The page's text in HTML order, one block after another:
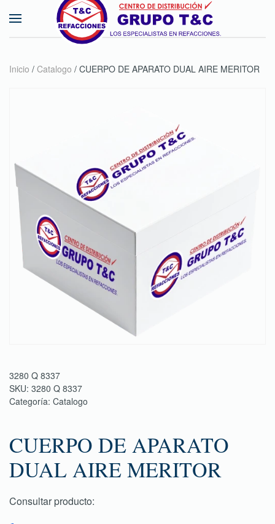
Skip to main content
Inicio / Catalogo / CUERPO DE APARATO DUAL AIRE MERITOR
3280 Q 8337
SKU: 3280 Q 8337
Categoría: Catalogo
CUERPO DE APARATO
DUAL AIRE MERITOR
Consultar producto: